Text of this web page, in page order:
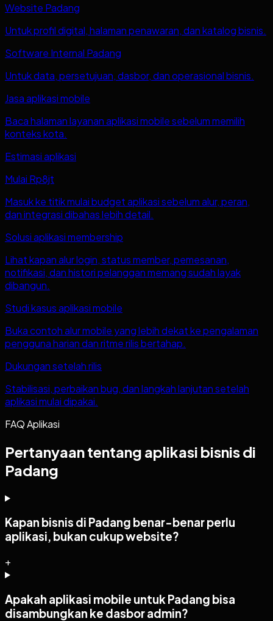
Website Padang
Untuk profil digital, halaman penawaran, dan katalog bisnis.
Software Internal Padang
Untuk data, persetujuan, dasbor, dan operasional bisnis.
Jasa aplikasi mobile
Baca halaman layanan aplikasi mobile sebelum memilih
konteks kota.
Estimasi aplikasi
Mulai Rp8jt
Masuk ke titik mulai budget aplikasi sebelum alur, peran,
dan integrasi dibahas lebih detail.
Solusi aplikasi membership
Lihat kapan alur login, status member, pemesanan,
notifikasi, dan histori pelanggan memang sudah layak
dibangun.
Studi kasus aplikasi mobile
Buka contoh alur mobile yang lebih dekat ke pengalaman
pengguna harian dan ritme rilis bertahap.
Dukungan setelah rilis
Stabilisasi, perbaikan bug, dan langkah lanjutan setelah
aplikasi mulai dipakai.
FAQ Aplikasi
Pertanyaan tentang aplikasi bisnis di
Padang
Kapan bisnis di Padang benar-benar perlu
aplikasi, bukan cukup website?
+
Apakah aplikasi mobile untuk Padang bisa
disambungkan ke dasbor admin?